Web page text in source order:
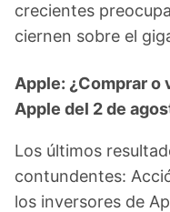
crecientes
ciernen sobre el
Apple: ¿Comprar o
Apple del 2 de
Los últimos
contundentes:
los inversores de